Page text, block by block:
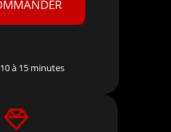
à 15 minutes